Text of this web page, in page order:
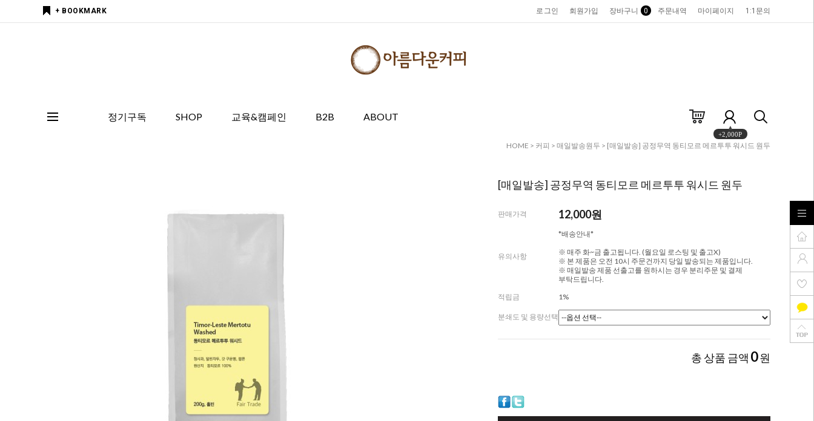
+ BOOKMARK 로그인 회원가입 장바구니 0 주문내역 마이페이지 1:1문의
정기구독 SHOP 교육&캠페인 B2B ABOUT
+2,000P
HOME > 커피 > 매일발송원두 > [매일발송] 공정무역 동티모르 메르투투 워시드 원두
[매일발송] 공정무역 동티모르 메르투투 워시드 원두
판매가격 12,000원
유의사항
*배송안내*
※ 매주 화~금 출고됩니다. (월요일 로스팅 및 출고X)
※ 본 제품은 오전 10시 주문건까지 당일 발송되는 제품입니다.
※ 매일발송 제품 선출고를 원하시는 경우 분리주문 및 결제
부탁드립니다.
적립금
1%
분쇄도 및 용량선택
총 상품 금액 0원